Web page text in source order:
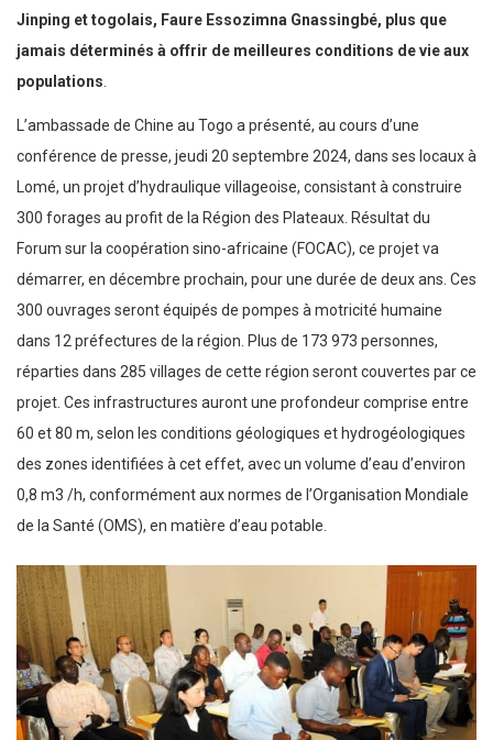
Jinping et togolais, Faure Essozimna Gnassingbé, plus que
jamais déterminés à offrir de meilleures conditions de vie aux
populations.
L’ambassade de Chine au Togo a présenté, au cours d’une
conférence de presse, jeudi 20 septembre 2024, dans ses locaux à
Lomé, un projet d’hydraulique villageoise, consistant à construire
300 forages au profit de la Région des Plateaux. Résultat du
Forum sur la coopération sino-africaine (FOCAC), ce projet va
démarrer, en décembre prochain, pour une durée de deux ans. Ces
300 ouvrages seront équipés de pompes à motricité humaine
dans 12 préfectures de la région. Plus de 173 973 personnes,
réparties dans 285 villages de cette région seront couvertes par ce
projet. Ces infrastructures auront une profondeur comprise entre
60 et 80 m, selon les conditions géologiques et hydrogéologiques
des zones identifiées à cet effet, avec un volume d’eau d’environ
0,8 m3 /h, conformément aux normes de l’Organisation Mondiale
de la Santé (OMS), en matière d’eau potable.